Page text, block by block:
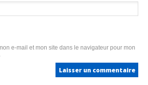
e-mail et mon site dans le navigateur pour mon